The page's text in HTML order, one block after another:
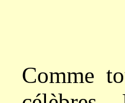
Comme